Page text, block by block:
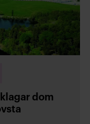
som rör
dom